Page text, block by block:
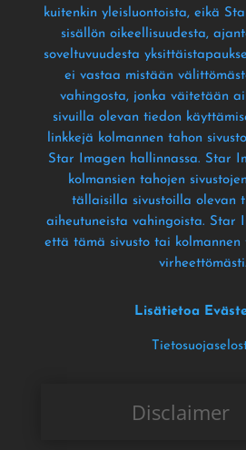
kuitenkin yleisluontoista, eikä
sisällön oikeellisuudesta,
soveltuvuudesta
ei vastaa mistään
vahingosta, jonka väitetään
sivuilla olevan tiedon
linkkejä kolmannen tahon
Star Imagen hallinnassa. Star
kolmansien tahojen
tällaisilla sivustoilla olevan
aiheutuneista vahingoista. Star
että tämä sivusto tai kolmannen
virheettömästi.
Lisätietoa
Disclaimer